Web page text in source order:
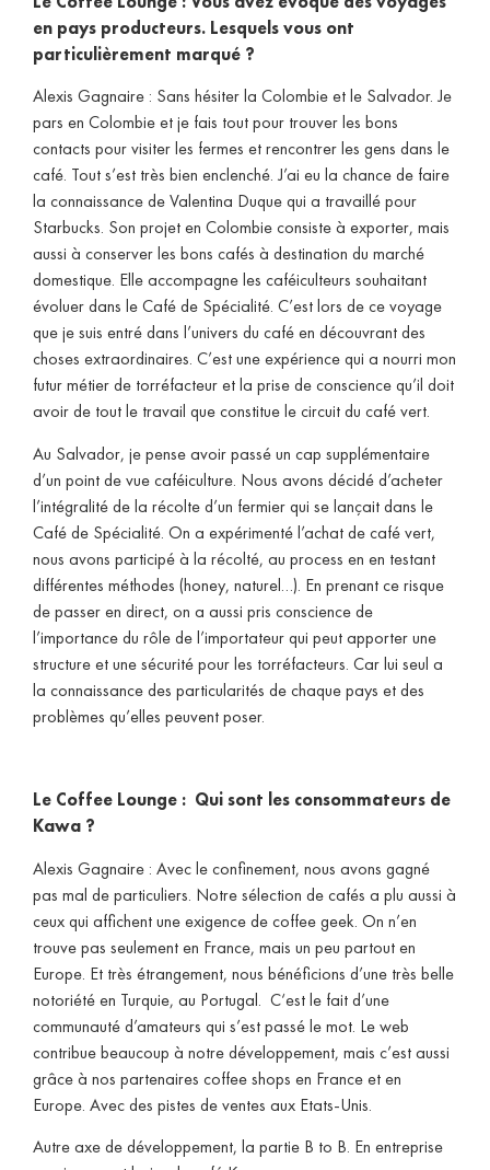
en pays producteurs. Lesquels vous ont
particulièrement marqué ?
Alexis Gagnaire : Sans hésiter la Colombie et le Salvador. Je
pars en Colombie et je fais tout pour trouver les bons
contacts pour visiter les fermes et rencontrer les gens dans le
café. Tout s’est très bien enclenché. J’ai eu la chance de faire
la connaissance de Valentina Duque qui a travaillé pour
Starbucks. Son projet en Colombie consiste à exporter, mais
aussi à conserver les bons cafés à destination du marché
domestique. Elle accompagne les caféiculteurs souhaitant
évoluer dans le Café de Spécialité. C’est lors de ce voyage
que je suis entré dans l’univers du café en découvrant des
choses extraordinaires. C’est une expérience qui a nourri mon
futur métier de torréfacteur et la prise de conscience qu’il doit
avoir de tout le travail que constitue le circuit du café vert.
Au Salvador, je pense avoir passé un cap supplémentaire
d’un point de vue caféiculture. Nous avons décidé d’acheter
l’intégralité de la récolte d’un fermier qui se lançait dans le
Café de Spécialité. On a expérimenté l’achat de café vert,
nous avons participé à la récolté, au process en en testant
différentes méthodes (honey, naturel…). En prenant ce risque
de passer en direct, on a aussi pris conscience de
l’importance du rôle de l’importateur qui peut apporter une
structure et une sécurité pour les torréfacteurs. Car lui seul a
la connaissance des particularités de chaque pays et des
problèmes qu’elles peuvent poser.
Le Coffee Lounge : Qui sont les consommateurs de
Kawa ?
Alexis Gagnaire : Avec le confinement, nous avons gagné
pas mal de particuliers. Notre sélection de cafés a plu aussi à
ceux qui affichent une exigence de coffee geek. On n’en
trouve pas seulement en France, mais un peu partout en
Europe. Et très étrangement, nous bénéficions d’une très belle
notoriété en Turquie, au Portugal. C‘est le fait d’une
communauté d’amateurs qui s’est passé le mot. Le web
contribue beaucoup à notre développement, mais c’est aussi
grâce à nos partenaires coffee shops en France et en
Europe. Avec des pistes de ventes aux Etats-Unis.
Autre axe de développement, la partie B to B. En entreprise